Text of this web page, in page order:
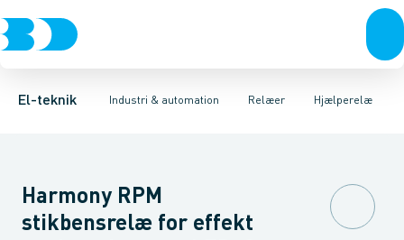
El-teknik Industri & automation
Afbrydere, stikkontakter & lampeudtagForgreningsmateriel
Relæer
Industristiksystemer Frekvensomformere og softstartere
Hjælperelæ
TidsrelæTemperaturovervågningsrelæ
Harmony RPM
stikbensrelæ for effekt